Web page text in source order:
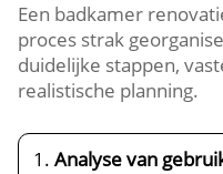
Een badkamer
proces strak
duidelijke stappen,
realistische planning.​
Analyse van